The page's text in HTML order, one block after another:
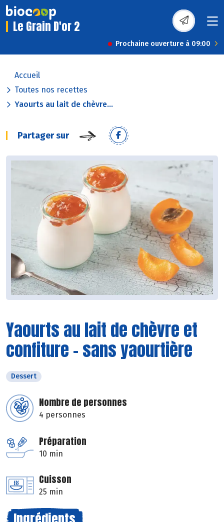
Le Grain D'or 2
Prochaine ouverture à 09:00
Accueil
Toutes nos recettes
Yaourts au lait de chèvre...
Partager sur
Yaourts au lait de chèvre et
confiture - sans yaourtière
Dessert
Nombre de personnes
4 personnes
Préparation
10 min
Cuisson
25 min